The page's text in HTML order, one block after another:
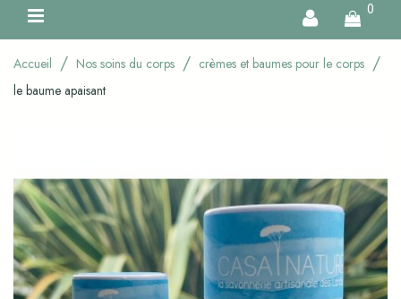
0
Accueil Nos soins du corps
crèmes et baumes pour le corps
le baume apaisant